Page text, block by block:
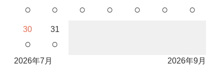
○ ○ ○ ○ ○ ○ ○
30
○
31
○
2026年7月 2026年9月